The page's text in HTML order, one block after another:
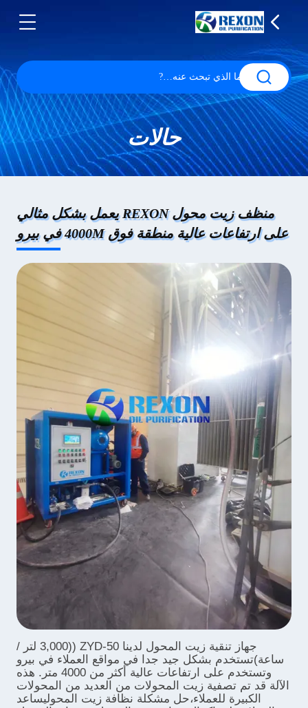
حالات
منظف زيت محول REXON يعمل بشكل مثالي
على ارتفاعات عالية منطقة فوق 4000M في بيرو
جهاز تنقية زيت المحول لدينا ZYD-50 ((3,000 لتر /
ساعة)تستخدم بشكل جيد جدا في مواقع العملاء في بيرو
وتستخدم على ارتفاعات عالية أكثر من 4000 متر. هذه
الآلة قد تم تصفية زيت المحولات من العديد من المحولات
الكبيرة للعملاء،حل مشكلة نظافة زيت المحوليساعد